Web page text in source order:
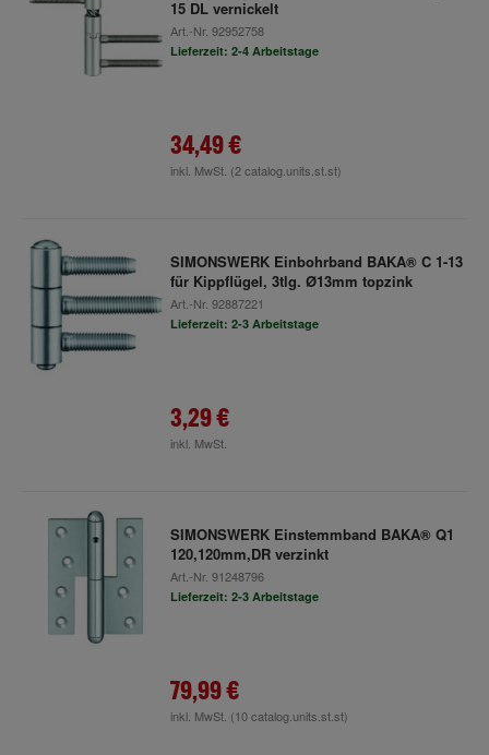
15 DL vernickelt
Art.-Nr. 92952758
Lieferzeit: 2-4 Arbeitstage
34,49 €
inkl. MwSt. (2 catalog.units.st.st)
SIMONSWERK Einbohrband BAKA® C 1-13
für Kippflügel, 3tlg. Ø13mm topzink
Art.-Nr. 92887221
Lieferzeit: 2-3 Arbeitstage
3,29 €
inkl. MwSt.
SIMONSWERK Einstemmband BAKA® Q1
120,120mm,DR verzinkt
Art.-Nr. 91248796
Lieferzeit: 2-3 Arbeitstage
79,99 €
inkl. MwSt. (10 catalog.units.st.st)